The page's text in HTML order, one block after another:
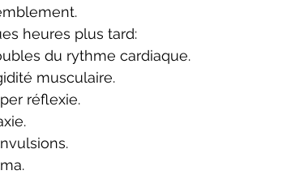
heures plus tard:
du rythme cardiaque.
musculaire.
réflexie.